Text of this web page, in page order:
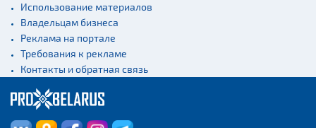
Использование материалов
Владельцам бизнеса
Реклама на портале
Требования к рекламе
Контакты и обратная связь